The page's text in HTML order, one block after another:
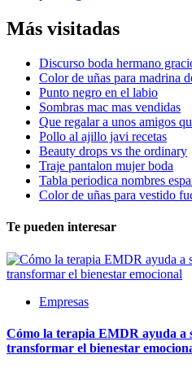
Más visitadas
Discurso boda hermano
Color de uñas para madrina
Punto negro en el labio
Sombras mac mas vendidas
Que regalar a unos amigos
Pollo al ajillo javi recetas
Beauty drops vs the ordinary
Traje pantalon mujer boda
Tabla periodica nombres
Color de uñas para vestido
Te pueden interesar
Empresas
Cómo la terapia EMDR ayuda a
transformar el bienestar